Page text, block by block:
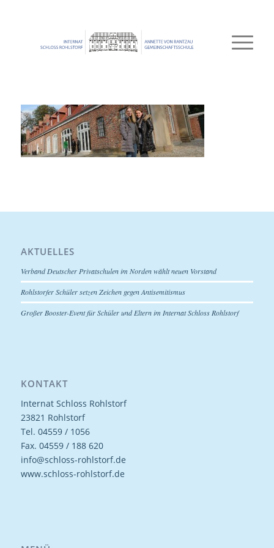
AKTUELLES
Verband Deutscher Privatschulen im Norden wählt neuen Vorstand
Rohlstorfer Schüler setzen Zeichen gegen Antisemitismus
Großer Booster-Event für Schüler und Eltern im Internat Schloss Rohlstorf
KONTAKT
Internat Schloss Rohlstorf
23821 Rohlstorf
Tel. 04559 / 1056
Fax. 04559 / 188 620
info@schloss-rohlstorf.de
www.schloss-rohlstorf.de